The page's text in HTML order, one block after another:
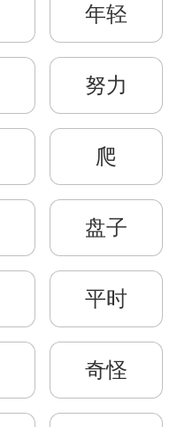
年轻
努力
爬
盘子
平时
奇怪